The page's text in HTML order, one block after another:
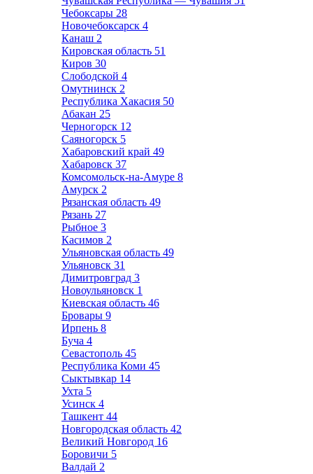
Чебоксары 28
Новочебоксарск 4
Канаш 2
Кировская область 51
Киров 30
Слободской 4
Омутнинск 2
Республика Хакасия 50
Абакан 25
Черногорск 12
Саяногорск 5
Хабаровский край 49
Хабаровск 37
Комсомольск-на-Амуре 8
Амурск 2
Рязанская область 49
Рязань 27
Рыбное 3
Касимов 2
Ульяновская область 49
Ульяновск 31
Димитровград 3
Новоульяновск 1
Киевская область 46
Бровары 9
Ирпень 8
Буча 4
Севастополь 45
Республика Коми 45
Сыктывкар 14
Ухта 5
Усинск 4
Ташкент 44
Новгородская область 42
Великий Новгород 16
Боровичи 5
Валдай 2